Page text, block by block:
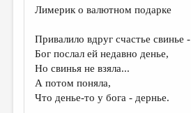
ИЗБРАННОЕ
ДАЙДЖЕСТ
ПРОИЗВЕДЕНИЯ
Лимерик о валютном подарке
Привалило вдруг счастье свинье -
Бог послал ей недавно денье,
Но свинья не взяла...
А потом поняла,
Что денье-то у бога - дернье.